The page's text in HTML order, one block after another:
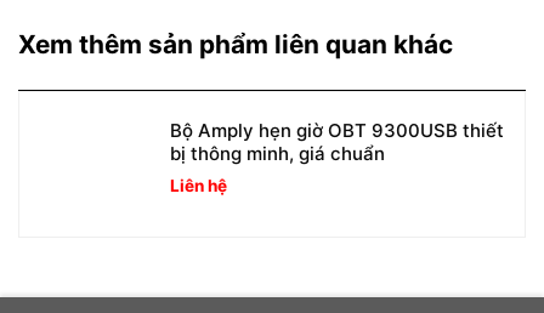
Xem thêm sản phẩm liên quan khác
Bộ Amply hẹn giờ OBT 9300USB thiết
bị thông minh, giá chuẩn
Liên hệ